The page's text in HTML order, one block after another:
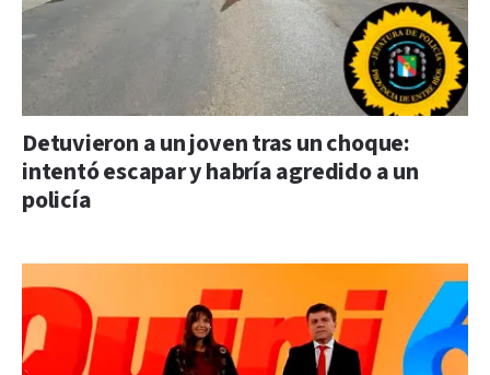
Detuvieron a un joven tras un choque:
intentó escapar y habría agredido a un
policía